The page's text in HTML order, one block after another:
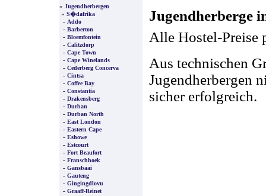
» Jugendherbergen
» S�dafrika
- Addo
- Barberton
- Bloemfontein
- Calitzdorp
- Cape Town
- Cape Winelands
- Cederberg Concerva
- Cintsa
- Coffee Bay
- Constantia
- Drakensberg
- Durban
- Durban North
- East London
- Eastern Cape
- Eshowe
- Estcourt
- Fort Beaufort
- Franschhoek
- Gansbaai
- Gauteng
- Gingingdlovu
- Graaff-Reinet
Jugendherberge
Alle Hostel-Preise
Aus technischen
Jugendherbergen
sicher erfolgreich.